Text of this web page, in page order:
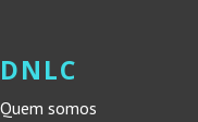
DNLC
Quem somos